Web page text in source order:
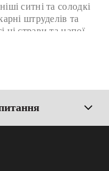
ситні та солодкі
штруделів та
страви та напої
!FEST
безліччю